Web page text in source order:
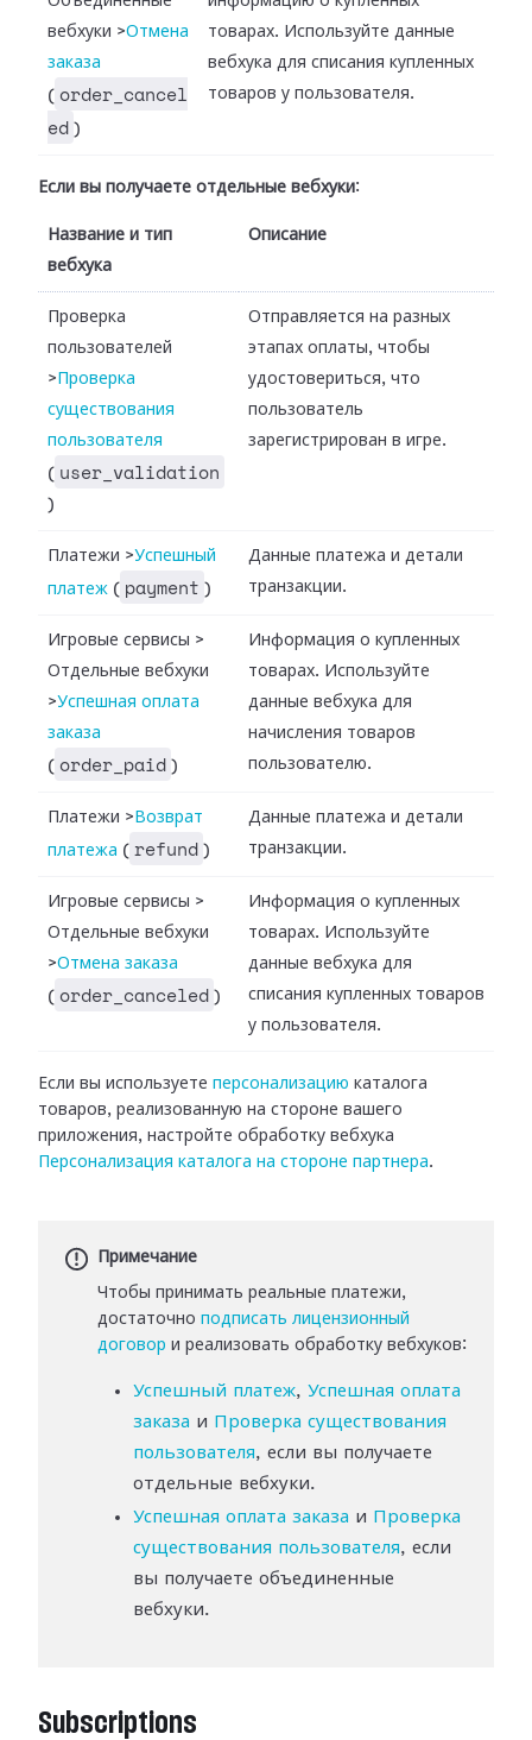
вебхуки >Отмена
заказа
( order_cancel
ed )
товарах. Используйте данные
вебхука для списания купленных
товаров у пользователя.
Если вы получаете отдельные вебхуки:
Название и тип
вебхука
Описание
Проверка
пользователей
> Проверка
существования
пользователя
( user_validation
)
Отправляется на разных
этапах оплаты, чтобы
удостовериться, что
пользователь
зарегистрирован в игре.
Платежи >Успешный
платеж ( payment )
Данные платежа и детали
транзакции.
Игровые сервисы >
Отдельные вебхуки
>Успешная оплата
заказа
( order_paid )
Информация о купленных
товарах. Используйте
данные вебхука для
начисления товаров
пользователю.
Платежи > Возврат
платежа ( refund )
Данные платежа и детали
транзакции.
Игровые сервисы >
Отдельные вебхуки
>Отмена заказа
( order_canceled )
Информация о купленных
товарах. Используйте
данные вебхука для
списания купленных товаров
у пользователя.
Если вы используете персонализацию каталога
товаров, реализованную на стороне вашего
приложения, настройте обработку вебхука
Персонализация каталога на стороне партнера.
Примечание
Чтобы принимать реальные платежи,
достаточно подписать лицензионный
договор и реализовать обработку вебхуков:
Успешный платеж, Успешная оплата
заказа и Проверка существования
пользователя, если вы получаете
отдельные вебхуки.
Успешная оплата заказа и Проверка
существования пользователя, если
вы получаете объединенные
вебхуки.
Subscriptions